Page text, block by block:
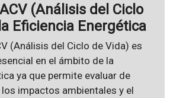
(Análisis del Ciclo
Eficiencia Energética
(Análisis del Ciclo de Vida) es
en el ámbito de la
ya que permite evaluar de
impactos ambientales y el